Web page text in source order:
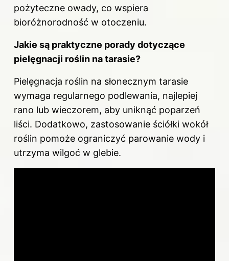
pożyteczne owady, co wspiera
bioróżnorodność w otoczeniu.
Jakie są praktyczne porady dotyczące
pielęgnacji roślin na tarasie?
Pielęgnacja roślin na słonecznym tarasie
wymaga regularnego podlewania, najlepiej
rano lub wieczorem, aby uniknąć poparzeń
liści. Dodatkowo, zastosowanie ściółki wokół
roślin pomoże ograniczyć parowanie wody i
utrzyma wilgoć w glebie.